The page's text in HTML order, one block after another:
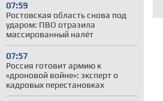
07:59
Ростовская область снова под
ударом: ПВО отразила
массированный налёт
07:57
Россия готовит армию к
«дроновой войне»: эксперт о
кадровых перестановках